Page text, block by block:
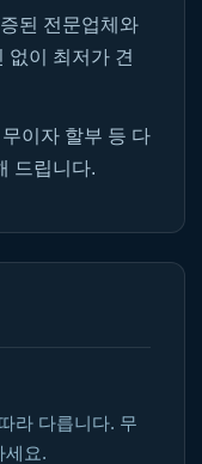
된 전문업체와
없이 최저가 견
이자 할부 등 다
드립니다.
라 다릅니다. 무
세요.